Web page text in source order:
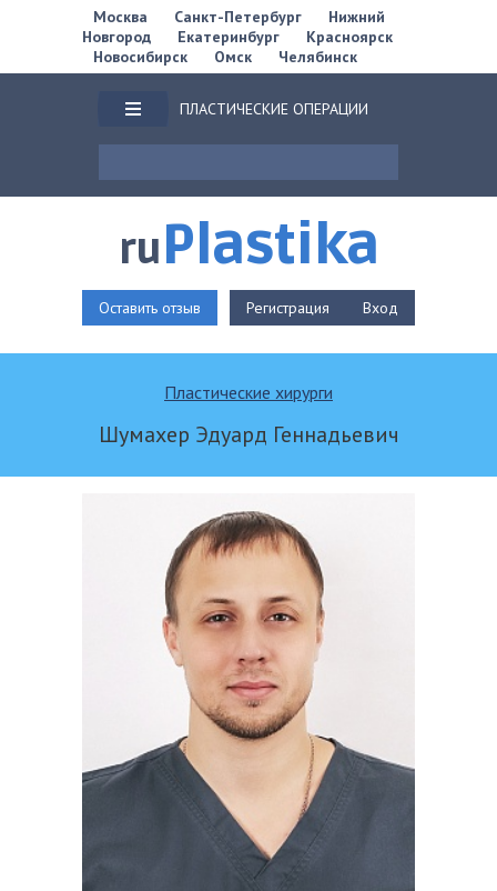
Москва Санкт-Петербург
Нижний
Новгород
Екатеринбург
Красноярск
Новосибирск
Омск Челябинск
ПЛАСТИЧЕСКИЕ ОПЕРАЦИИ
ruPlastika
Оставить отзыв Регистрация Вход
Пластические хирурги
Шумахер Эдуард Геннадьевич